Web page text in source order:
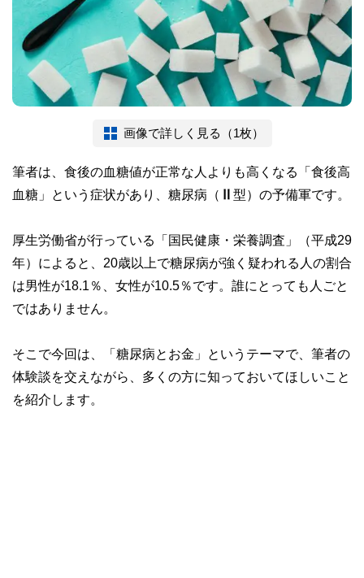
画像で詳しく見る（1枚）
筆者は、食後の血糖値が正常な人よりも高くなる「食後高
血糖」という症状があり、糖尿病（Ⅱ型）の予備軍です。
厚生労働省が行っている「国民健康・栄養調査」（平成29
年）によると、20歳以上で糖尿病が強く疑われる人の割合
は男性が18.1％、女性が10.5％です。誰にとっても人ごと
ではありません。
そこで今回は、「糖尿病とお金」というテーマで、筆者の
体験談を交えながら、多くの方に知っておいてほしいこと
を紹介します。